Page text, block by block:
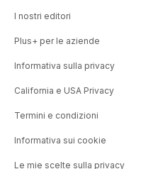
I nostri editori
Plus+ per le aziende
Informativa sulla privacy
California e USA Privacy
Termini e condizioni
Informativa sui cookie
Le mie scelte sulla privacy